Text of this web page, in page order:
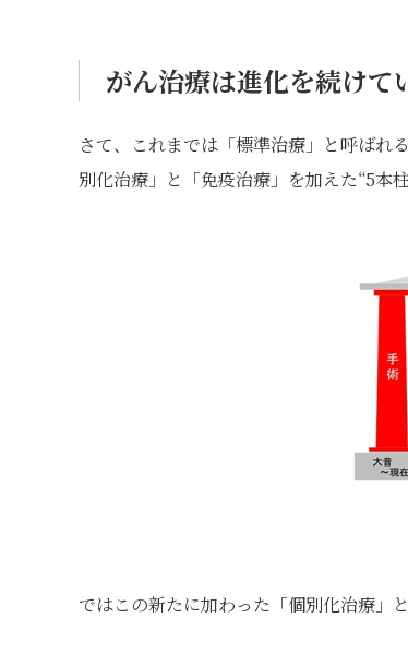
がん治療は進化を続けて
さて、これまでは「標準治療」と呼ばれ
別化治療」と「免疫治療」を加えた“5本
ではこの新たに加わった「個別化治療」